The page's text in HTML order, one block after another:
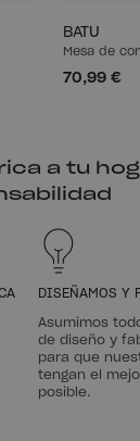
BATU
Mesa de
70,99 €
a tu
DISEÑAMOS Y
Asumimos
de diseño y
para que
tengan el
posible.